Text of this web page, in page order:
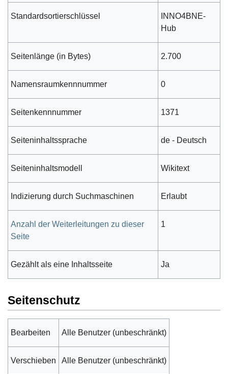
Standardsortierschlüssel
INNO4BNE-
Hub
Seitenlänge (in Bytes) 2.700
Namensraumkennnummer 0
Seitenkennnummer 1371
Seiteninhaltssprache de - Deutsch
Seiteninhaltsmodell Wikitext
Indizierung durch Suchmaschinen Erlaubt
Anzahl der Weiterleitungen zu dieser
Seite
1
Gezählt als eine Inhaltsseite Ja
Seitenschutz
Bearbeiten Alle Benutzer (unbeschränkt)
Verschieben Alle Benutzer (unbeschränkt)